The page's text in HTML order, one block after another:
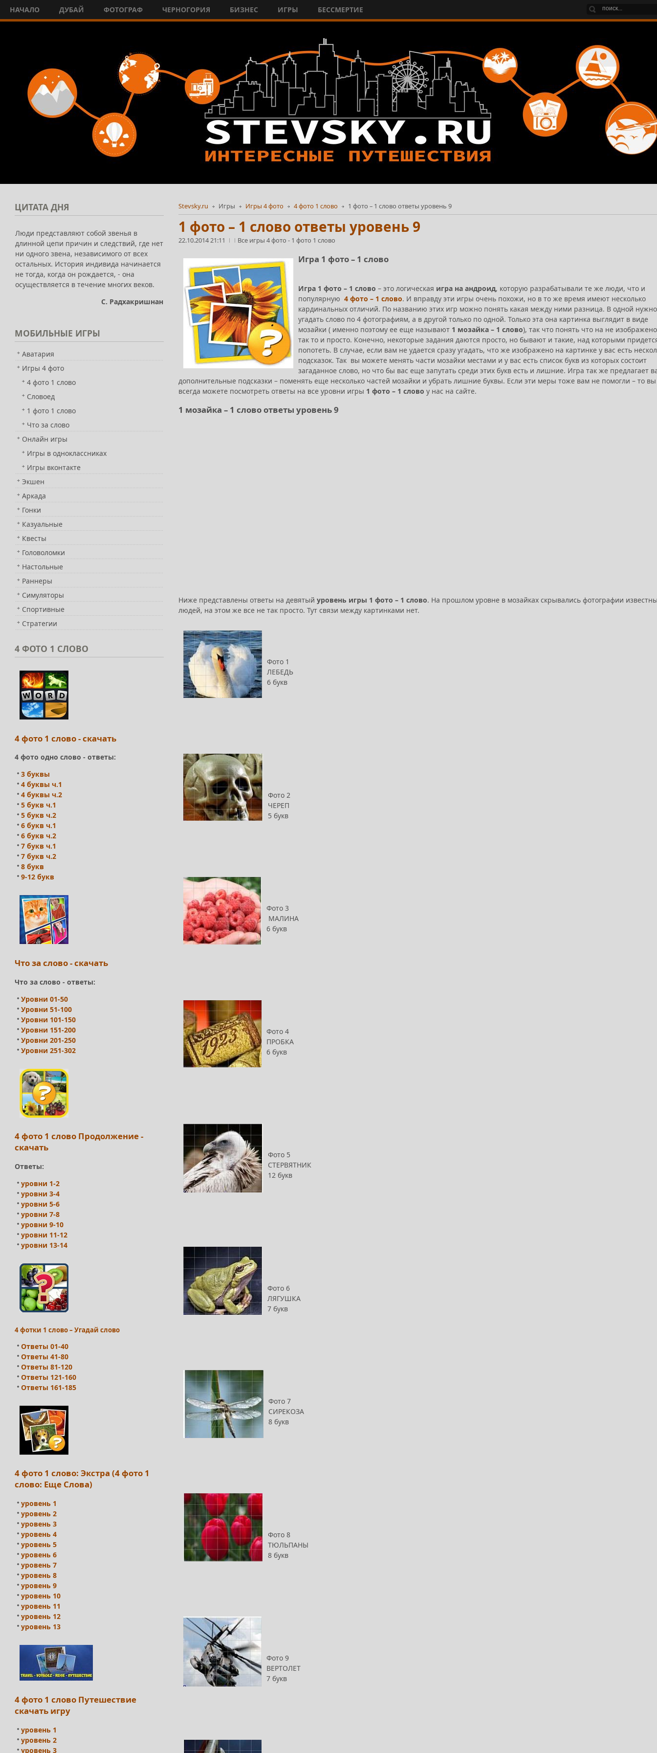
НАЧАЛО ДУБАЙ ФОТОГРАФ ЧЕРНОГОРИЯ БИЗНЕС ИГРЫ БЕССМЕРТИЕ
Stevsky.ru Игры Игры 4 фото 4 фото 1 слово 1 фото – 1 слово ответы уровень 9
1 фото – 1 слово ответы уровень 9
22.10.2014 21:11 Все игры 4 фото - 1 фото 1 слово
Игра 1 фото – 1 слово
Игра 1 фото – 1 слово – это логическая игра на андроид, которую разрабатывали те же люди, что и
популярную 4 фото – 1 слово. И вправду эти игры очень похожи, но в то же время имеют несколько
кардинальных отличий. По названию этих игр можно понять какая между ними разница. В одной нужно
угадать слово по 4 фотографиям, а в другой только по одной. Только эта она картинка выглядит в виде
мозайки ( именно поэтому ее еще называют 1 мозайка – 1 слово), так что понять что на не
так то и просто. Конечно, некоторые задания даются просто, но бывают и такие, над которыми
попотеть. В случае, если вам не удается сразу угадать, что же изображено на картинке у вас есть
подсказок. Так вы можете менять части мозайки местами и у вас есть список букв из которых состоит
загаданное слово, но что бы вас еще запутать среди этих букв есть и лишние. Игра так же предлагает
дополнительные подсказки – поменять еще несколько частей мозайки и убрать лишние буквы. Если эти меры тоже вам не помогли – то вы
всегда можете посмотреть ответы на все уровни игры 1 фото – 1 слово у нас на сайте.
1 мозайка – 1 слово ответы уровень 9
Ниже представлены ответы на девятый уровень игры 1 фото – 1 слово. На прошлом уровне в мозайках скрывались фотографии
людей, на этом же все не так просто. Тут связи между картинками нет.
Фото 1
ЛЕБЕДЬ
6 букв
Фото 2
ЧЕРЕП
5 букв
Фото 3
МАЛИНА
6 букв
Фото 4
ПРОБКА
6 букв
Фото 5
СТЕРВЯТНИК
12 букв
Фото 6
ЛЯГУШКА
7 букв
Фото 7
СИРЕКОЗА
8 букв
Фото 8
ТЮЛЬПАНЫ
8 букв
Фото 9
ВЕРТОЛЕТ
7 букв
ЦИТАТА ДНЯ
Люди представляют собой звенья в
длинной цепи причин и следствий, где нет
ни одного звена, независимого от всех
остальных. История индивида начинается
не тогда, когда он рождается, - она
осуществляется в течение многих веков.
С. Радхакришнан
МОБИЛЬНЫЕ ИГРЫ
Аватария
Игры 4 фото
4 фото 1 слово
Словоед
1 фото 1 слово
Что за слово
Онлайн игры
Игры в одноклассниках
Игры вконтакте
Экшен
Аркада
Гонки
Казуальные
Квесты
Головоломки
Настольные
Раннеры
Симуляторы
Спортивные
Стратегии
4 ФОТО 1 СЛОВО
4 фото 1 слово - скачать
4 фото одно слово - ответы:
3 буквы
4 буквы ч.1
4 буквы ч.2
5 букв ч.1
5 букв ч.2
6 букв ч.1
6 букв ч.2
7 букв ч.1
7 букв ч.2
8 букв
9-12 букв
Что за слово - скачать
Что за слово - ответы:
Уровни 01-50
Уровни 51-100
Уровни 101-150
Уровни 151-200
Уровни 201-250
Уровни 251-302
4 фото 1 слово Продолжение -
скачать
Ответы:
уровни 1-2
уровни 3-4
уровни 5-6
уровни 7-8
уровни 9-10
уровни 11-12
уровни 13-14
4 фотки 1 слово – Угадай слово
Ответы 01-40
Ответы 41-80
Ответы 81-120
Ответы 121-160
Ответы 161-185
4 фото 1 слово: Экстра (4 фото 1
слово: Еще Слова)
уровень 1
уровень 2
уровень 3
уровень 4
уровень 5
уровень 6
уровень 7
уровень 8
уровень 9
уровень 10
уровень 11
уровень 12
уровень 13
4 фото 1 слово Путешествие
скачать игру
уровень 1
уровень 2
уровень 3